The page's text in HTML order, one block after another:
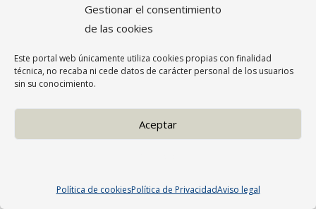
Gestionar el consentimiento
de las cookies
Este portal web únicamente utiliza cookies propias con finalidad
técnica, no recaba ni cede datos de carácter personal de los usuarios
sin su conocimiento.
Aceptar
Política de cookiesPolítica de PrivacidadAviso legal
daban muchas circunstancias como que la
Comparsa estaba compuesta por jóvenes,
ganas de pasarlo bien, que teníamos un local
idóneo como era el solar de Celiberti, el cual
fue cedido gratuitamente por los señores
Mateo Mora, Celiberti y Parra, y que, entre
confianza mayor que si de otra manera fuera?